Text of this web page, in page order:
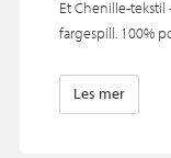
Et Chenille-tekstil
fargespill. 100%
Les mer